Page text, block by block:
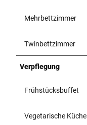
Mehrbettzimmer
Twinbettzimmer
Verpflegung
Frühstücksbuffet
Vegetarische Küche